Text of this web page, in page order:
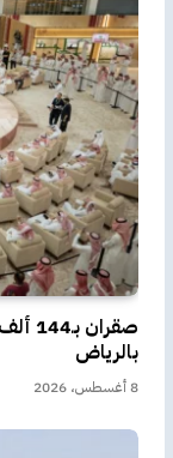
بالرياض
8 أغسطس، 2026